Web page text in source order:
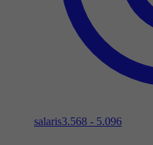
salaris3.568 - 5.096